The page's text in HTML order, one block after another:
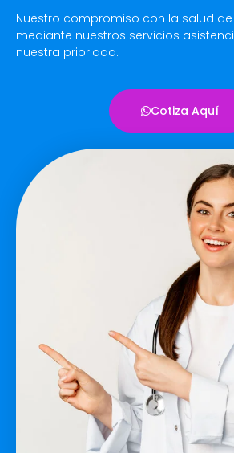
Nuestro compromiso con la salud
mediante nuestros servicios
nuestra prioridad.
Cotiza Aquí